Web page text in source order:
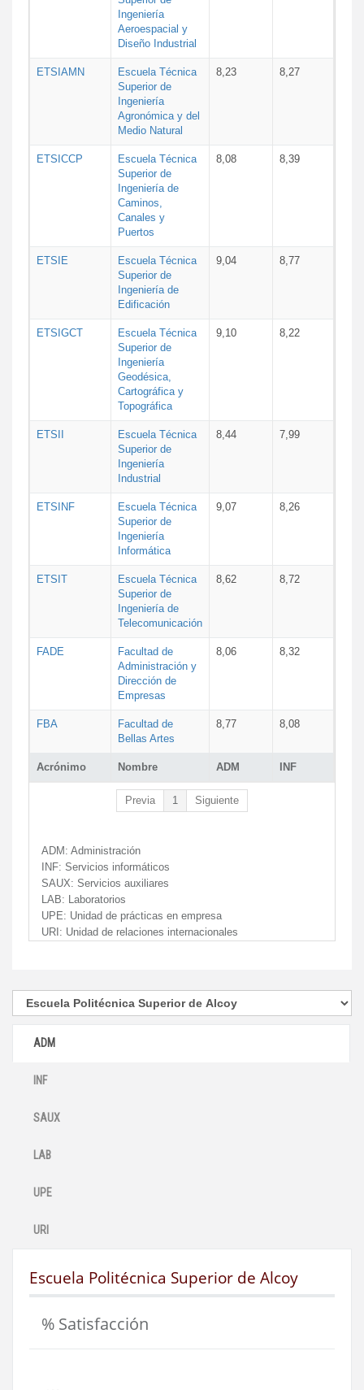
Acrónimo Nombre ADM INF
Ingeniería
Aeroespacial y
Diseño Industrial
ETSIAMN
Escuela Técnica
Superior de
Ingeniería
Agronómica y del
Medio Natural
8,23 8,27
ETSICCP
Escuela Técnica
Superior de
Ingeniería de
Caminos,
Canales y
Puertos
8,08 8,39
ETSIE
Escuela Técnica
Superior de
Ingeniería de
Edificación
9,04 8,77
ETSIGCT
Escuela Técnica
Superior de
Ingeniería
Geodésica,
Cartográfica y
Topográfica
9,10 8,22
ETSII
Escuela Técnica
Superior de
Ingeniería
Industrial
8,44 7,99
ETSINF
Escuela Técnica
Superior de
Ingeniería
Informática
9,07 8,26
ETSIT
Escuela Técnica
Superior de
Ingeniería de
Telecomunicación
8,62 8,72
FADE
Facultad de
Administración y
Dirección de
Empresas
8,06 8,32
FBA
Facultad de
Bellas Artes
8,77 8,08
Previa 1 Siguiente
ADM: Administración
INF: Servicios informáticos
SAUX: Servicios auxiliares
LAB: Laboratorios
UPE: Unidad de prácticas en empresa
URI: Unidad de relaciones internacionales
ADM
INF
SAUX
LAB
UPE
URI
Escuela Politécnica Superior de Alcoy
% Satisfacción